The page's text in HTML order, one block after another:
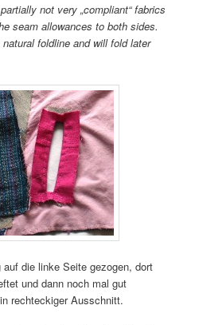
not very „compliant“ fabrics
seam allowances to both sides.
foldline and will fold later
die linke Seite gezogen, dort
und dann noch mal gut
rechteckiger Ausschnitt.